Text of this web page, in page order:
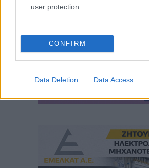
user protection.
CONFIRM
Data Deletion Data Access